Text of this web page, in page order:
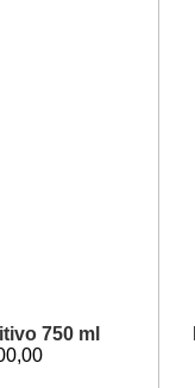
750 ml